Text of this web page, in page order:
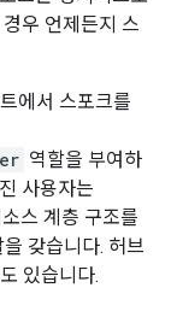
우 언제든지 스
에서 스포크를
역할을 부여하
사용자는
스 계층 구조를
갖습니다. 허브
있습니다.